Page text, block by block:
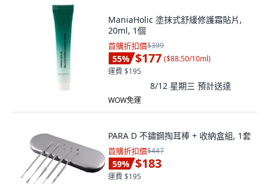
ManiaHolic 塗抹式舒緩修護霜貼片,
20ml, 1個
首購折扣價$399
55% $177 ($88.50/10ml)
運費 $195
8/12 星期三 預計送達
WOW免運
PARA D 不鏽鋼掏耳棒 + 收納盒組, 1套
首購折扣價$447
59% $183
運費 $195